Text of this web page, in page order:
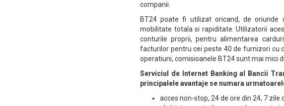
companii.
BT24 poate fi utilizat oricand, de oriunde
mobilitate totala si rapiditate. Utilizatorii
conturile proprii, pentru alimentarea
facturilor pentru cei peste 40 de furnizori cu
operatiuni, comisioanele BT24 sunt mai mici
Serviciul de Internet Banking al Bancii
principalele avantaje se numara
acces non-stop, 24 de ore din 24, 7 zile